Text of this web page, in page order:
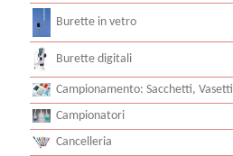
Burette in vetro
Burette digitali
Campionamento: Sacchetti, Vasetti
Campionatori
Cancelleria